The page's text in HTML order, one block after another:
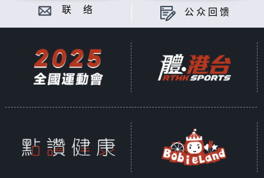
联 络 公众回馈